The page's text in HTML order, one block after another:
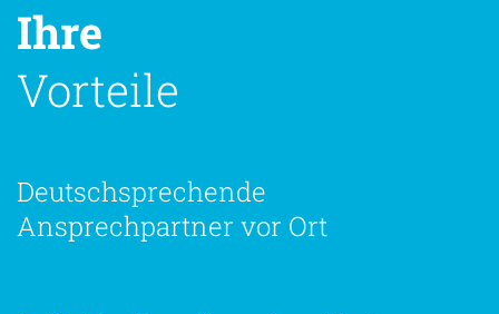
Ihre
Vorteile
Deutschsprechende
Ansprechpartner vor Ort